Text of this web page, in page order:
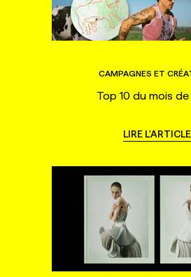
CAMPAGNES ET
Top 10 du mois
LIRE L'ARTICLE